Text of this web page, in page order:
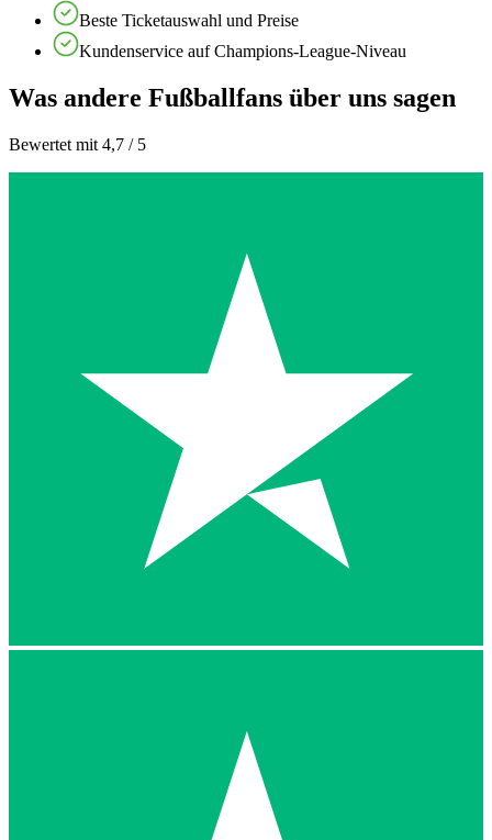
Beste Ticketauswahl und Preise
Kundenservice auf Champions-League-Niveau
Was andere Fußballfans über uns sagen
Bewertet mit 4,7 / 5